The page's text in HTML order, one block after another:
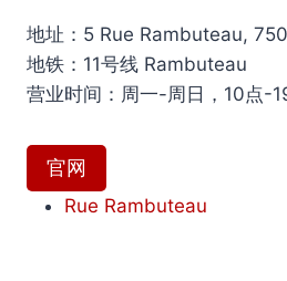
地址：5 Rue Rambuteau,
地铁：11号线 Rambuteau
营业时间：周一-周日，10点-
官网
Rue Rambuteau